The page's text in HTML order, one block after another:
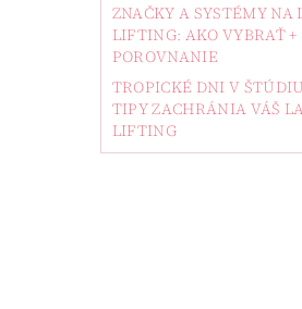
ZNAČKY A SYSTÉMY NA
LIFTING: AKO VYBRAŤ +
POROVNANIE
TROPICKÉ DNI V
TIPY ZACHRÁNIA VÁŠ
LIFTING